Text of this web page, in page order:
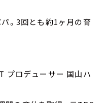
パ。3回とも約1ヶ月の育
プロデューサー 国山ハ